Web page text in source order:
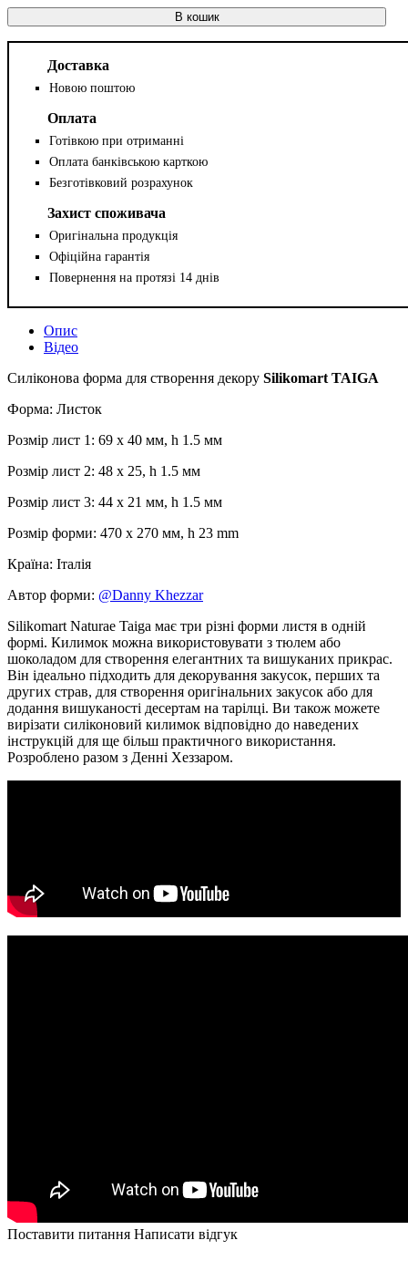
В кошик
Доставка
Новою поштою
Оплата
Готівкою при отриманні
Оплата банківською карткою
Безготівковий розрахунок
Захист споживача
Оригінальна продукція
Офіційна гарантія
Повернення на протязі 14 днів
Опис
Відео
Силіконова форма для створення декору Silikomart TAIGA
Форма: Листок
Розмір лист 1: 69 x 40 мм, h 1.5 мм
Розмір лист 2: 48 x 25, h 1.5 мм
Розмір лист 3: 44 x 21 мм, h 1.5 мм
Розмір форми: 470 x 270 мм, h 23 mm
Країна: Італія
Автор форми: @Danny Khezzar
Silikomart Naturae Taiga має три різні форми листя в одній
формі. Килимок можна використовувати з тюлем або
шоколадом для створення елегантних та вишуканих прикрас.
Він ідеально підходить для декорування закусок, перших та
других страв, для створення оригінальних закусок або для
додання вишуканості десертам на тарілці. Ви також можете
вирізати силіконовий килимок відповідно до наведених
інструкцій для ще більш практичного використання.
Розроблено разом з Денні Хеззаром.
Поставити питання Написати відгук